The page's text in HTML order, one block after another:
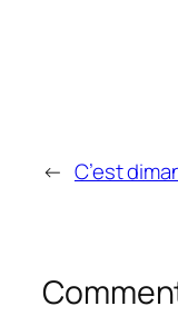
← C’est